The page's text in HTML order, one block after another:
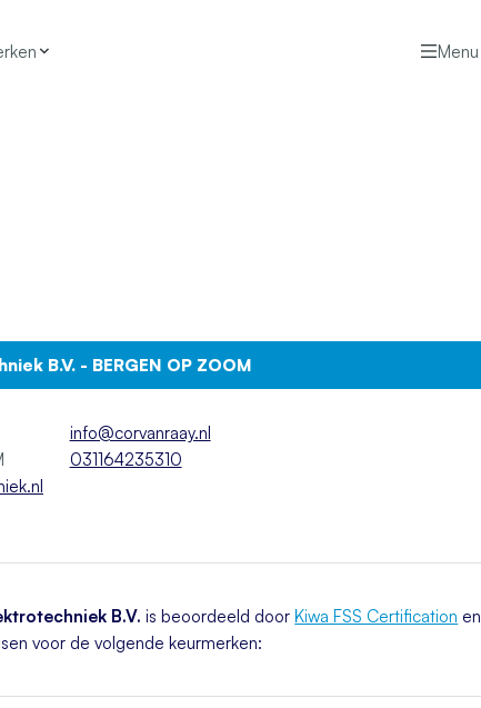
Menu
B.V. - BERGEN OP ZOOM
info@corvanraay.nl
031164235310
B.V. is beoordeeld doorKiwa FSS Certification en
voor de volgende keurmerken: